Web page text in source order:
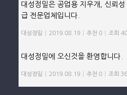
대성정밀은 공업용 지우개, 신뢰
급 전문업체입니다.
대성정밀 2019.08.19 추천 0 조회
대성정밀에 오신것을 환영합니다.
대성정밀 2019.08.19 추천 0 조회